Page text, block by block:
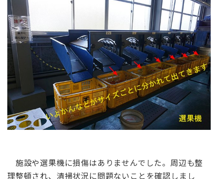
施設や選果機に損傷はありませんでした。周辺も整
理整頓され、清掃状況に問題ないことを確認しまし